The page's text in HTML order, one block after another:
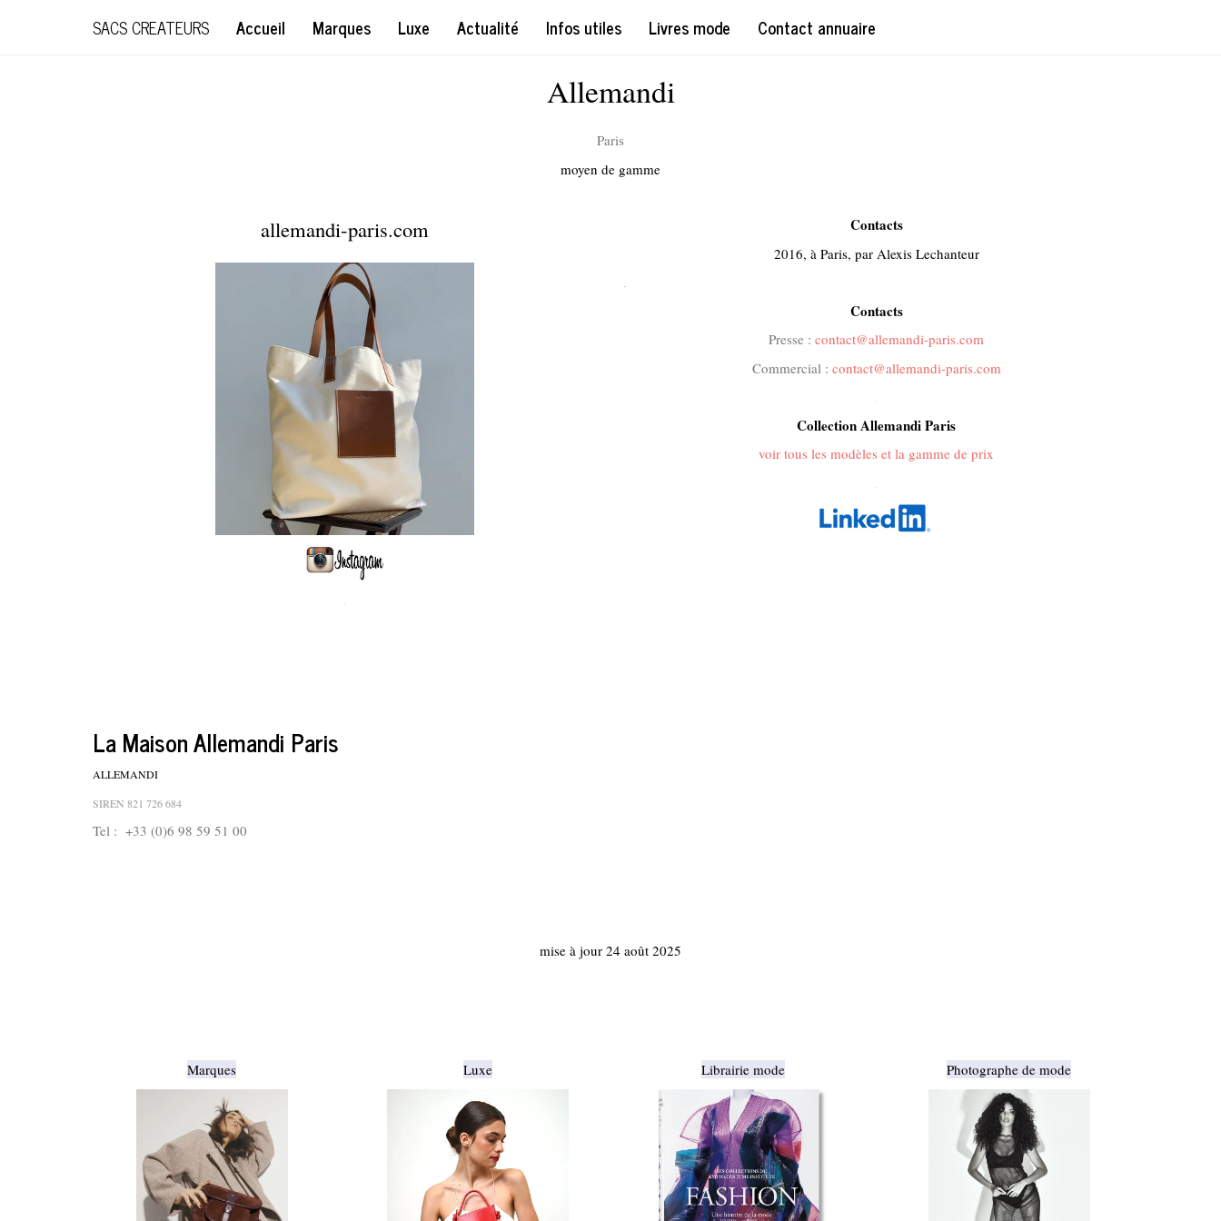
SACS CREATEURS Accueil Marques Luxe Actualité Infos utiles Livres mode Contact annuaire
Allemandi
Paris
moyen de gamme
allemandi-paris.com
.
Contacts
2016, à Paris, par Alexis Lechanteur
.
Contacts
Presse : contact@allemandi-paris.com
Commercial : contact@allemandi-paris.com
.
Collection Allemandi Paris
voir tous les modèles et la gamme de prix
La Maison Allemandi Paris
ALLEMANDI
SIREN 821 726 684
Tel : +33 (0)6 98 59 51 00
mise à jour 24 août 2025
Marques Luxe Librairie mode Photographe de mode